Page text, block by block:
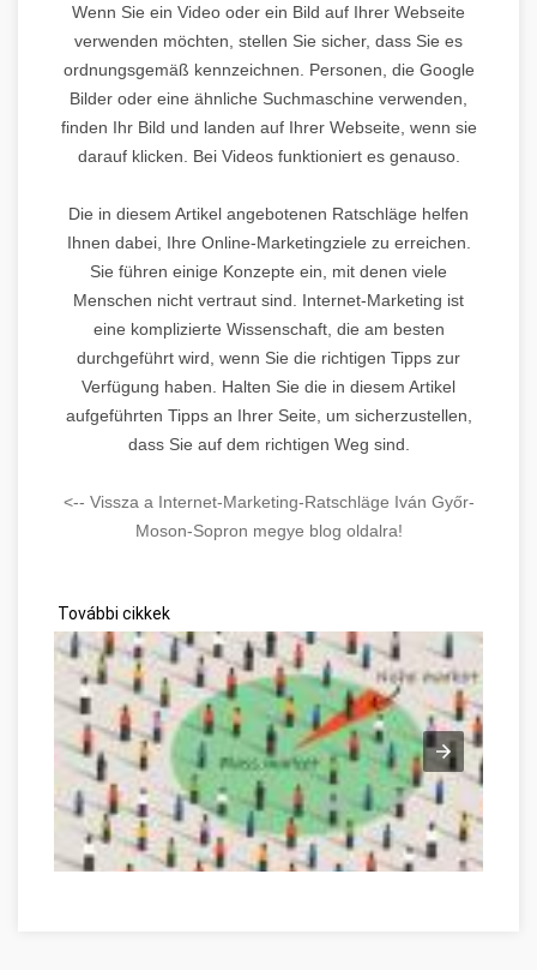
Wenn Sie ein Video oder ein Bild auf Ihrer Webseite
verwenden möchten, stellen Sie sicher, dass Sie es
ordnungsgemäß kennzeichnen. Personen, die Google
Bilder oder eine ähnliche Suchmaschine verwenden,
finden Ihr Bild und landen auf Ihrer Webseite, wenn sie
darauf klicken. Bei Videos funktioniert es genauso.
Die in diesem Artikel angebotenen Ratschläge helfen
Ihnen dabei, Ihre Online-Marketingziele zu erreichen.
Sie führen einige Konzepte ein, mit denen viele
Menschen nicht vertraut sind. Internet-Marketing ist
eine komplizierte Wissenschaft, die am besten
durchgeführt wird, wenn Sie die richtigen Tipps zur
Verfügung haben. Halten Sie die in diesem Artikel
aufgeführten Tipps an Ihrer Seite, um sicherzustellen,
dass Sie auf dem richtigen Weg sind.
<-- Vissza a Internet-Marketing-Ratschläge Iván Győr-
Moson-Sopron megye blog oldalra!
További cikkek